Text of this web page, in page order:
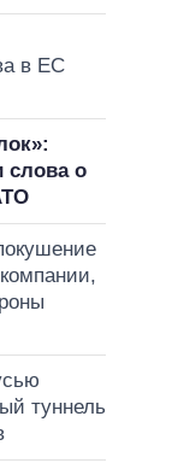
в ЕС
слова о
туннель